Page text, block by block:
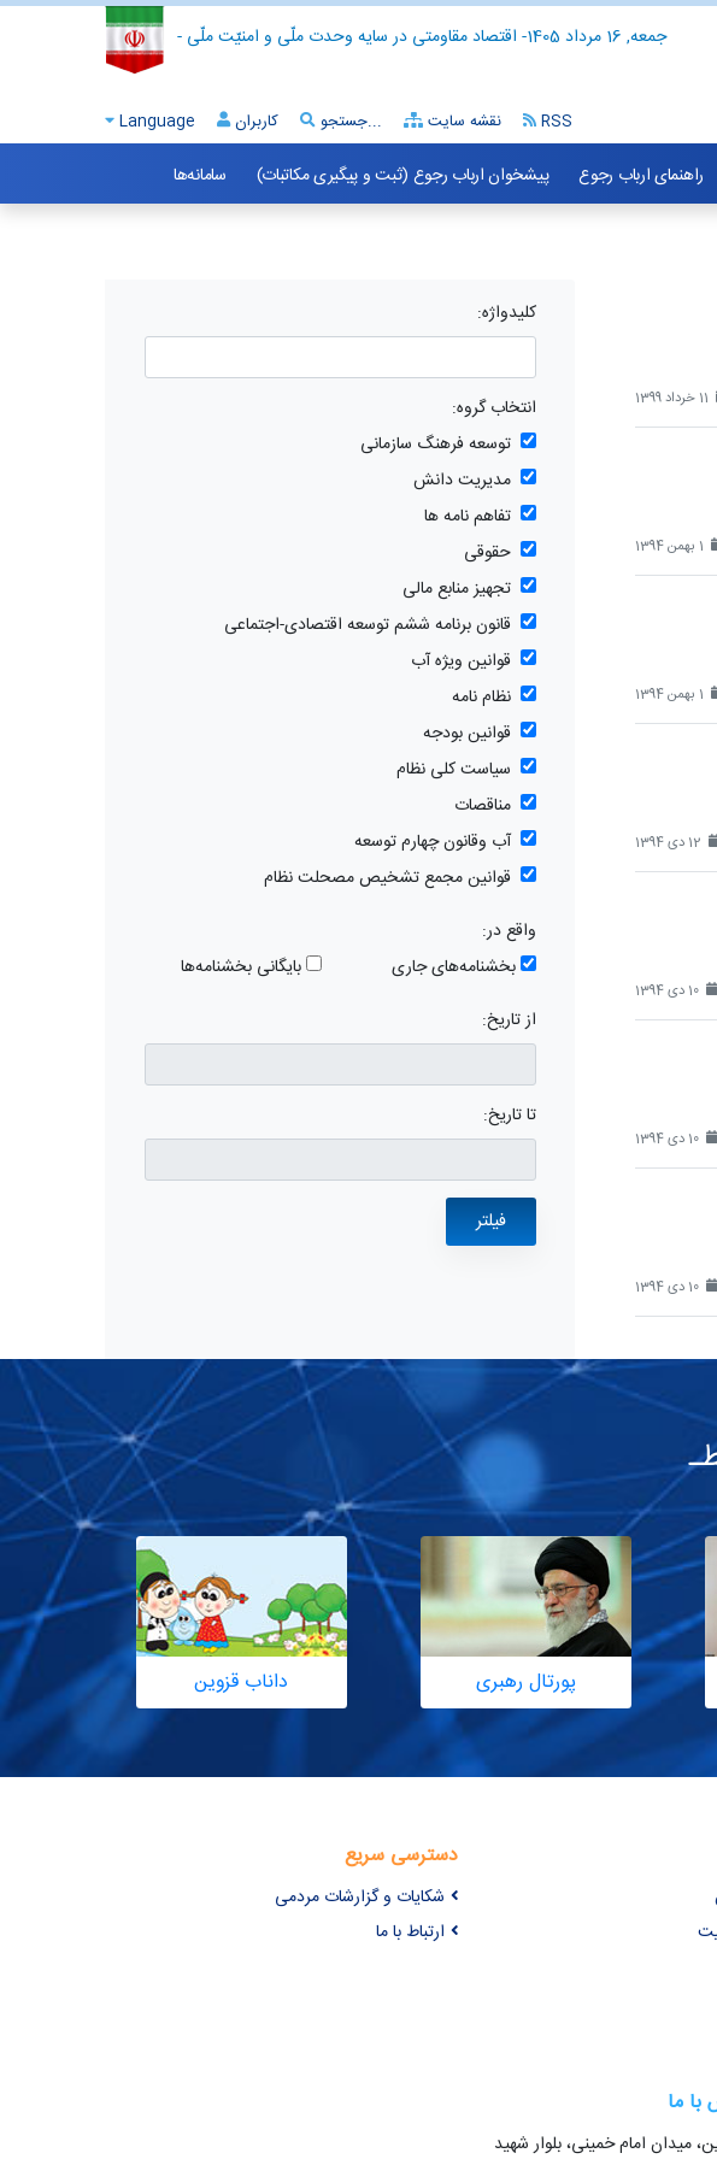
- اقتصاد مقاومتی در سایه وحدت ملّی و امنیّت ملّی - جمعه, 16 مرداد 1405
Language کاربران جستجو... نقشه سایت RSS
راهنمای ارباب رجوع پیشخوان ارباب رجوع (ثبت و پیگیری مکاتبات)
سامانه‌ها
کلیدواژه:
انتخاب گروه:
توسعه فرهنگ سازمانی
مدیریت دانش
تفاهم نامه ها
حقوقی
تجهیز منابع مالی
قانون برنامه ششم توسعه اقتصادی-اجتماعی
قوانین ویژه آب
نظام نامه
قوانین بودجه
سیاست کلی نظام
مناقصات
آب وقانون چهارم توسعه
قوانین مجمع تشخیص مصحلت نظام
واقع در:
بخشنامه‌های جاری
بایگانی بخشنامه‌ها
از تاریخ:
تا تاریخ:
پورتال رهبری داناب قزوین
دسترسی سریع
شکایات و گزارشات مردمی
ارتباط با ما
با ما
میدان امام خمینی، بلوار شهید